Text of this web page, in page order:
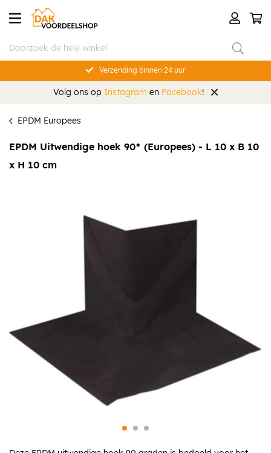
Verzending binnen 24 uur
Volg ons op Instagram en Facebook!
EPDM Europees
EPDM Uitwendige hoek 90° (Europees) - L 10 x B 10
x H 10 cm